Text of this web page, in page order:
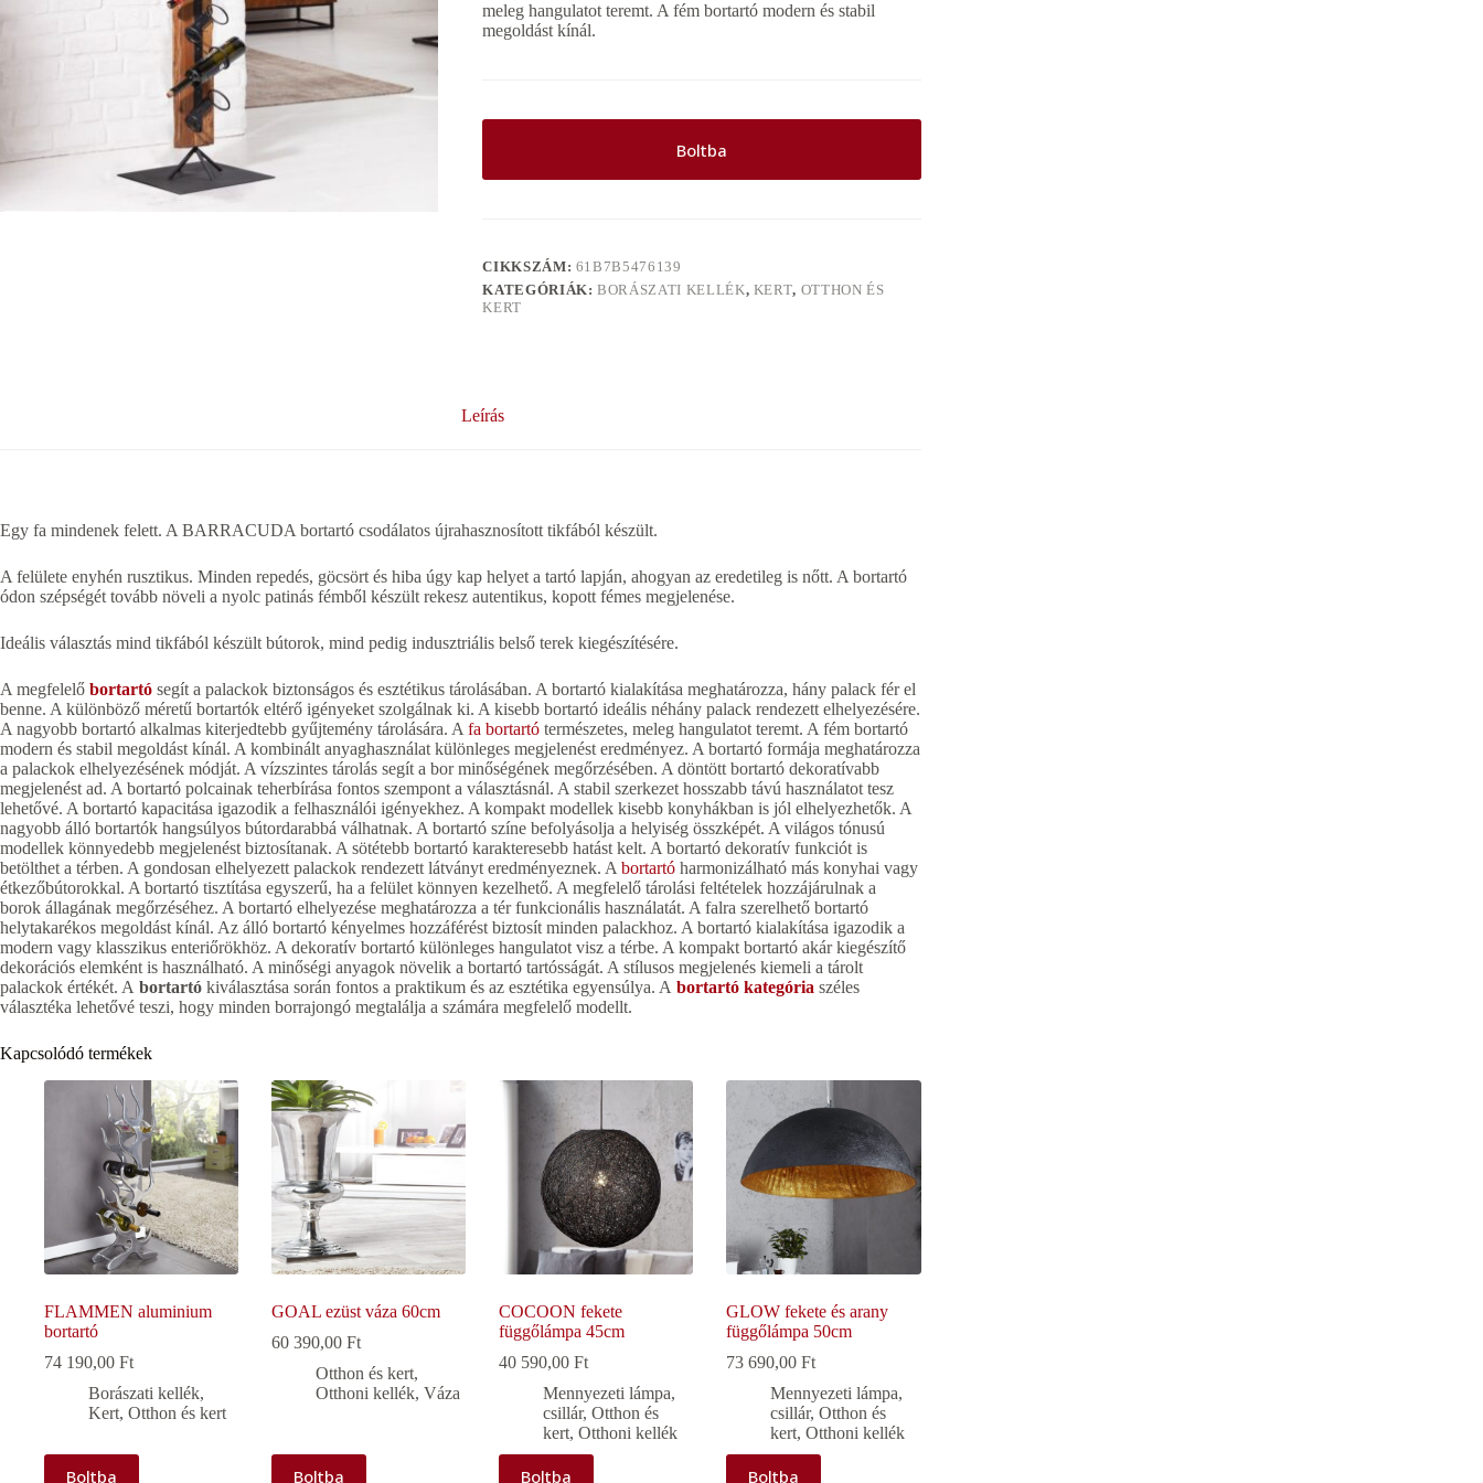
meleg hangulatot teremt. A fém bortartó modern és stabil
megoldást kínál.
Boltba
CIKKSZÁM: 61B7B5476139
KATEGÓRIÁK:BORÁSZATI KELLÉK, KERT, OTTHON ÉS
KERT
Leírás
Egy fa mindenek felett. A BARRACUDA bortartó csodálatos újrahasznosított tikfából készült.
A felülete enyhén rusztikus. Minden repedés, göcsört és hiba úgy kap helyet a tartó lapján, ahogyan az eredetileg is nőtt. A bortartó
ódon szépségét tovább növeli a nyolc patinás fémből készült rekesz autentikus, kopott fémes megjelenése.
Ideális választás mind tikfából készült bútorok, mind pedig indusztriális belső terek kiegészítésére.
A megfelelő bortartó segít a palackok biztonságos és esztétikus tárolásában. A bortartó kialakítása meghatározza, hány palack fér el
benne. A különböző méretű bortartók eltérő igényeket szolgálnak ki. A kisebb bortartó ideális néhány palack rendezett elhelyezésére.
A nagyobb bortartó alkalmas kiterjedtebb gyűjtemény tárolására. A fa bortartó természetes, meleg hangulatot teremt. A fém bortartó
modern és stabil megoldást kínál. A kombinált anyaghasználat különleges megjelenést eredményez. A bortartó formája meghatározza
a palackok elhelyezésének módját. A vízszintes tárolás segít a bor minőségének megőrzésében. A döntött bortartó dekoratívabb
megjelenést ad. A bortartó polcainak teherbírása fontos szempont a választásnál. A stabil szerkezet hosszabb távú használatot tesz
lehetővé. A bortartó kapacitása igazodik a felhasználói igényekhez. A kompakt modellek kisebb konyhákban is jól elhelyezhetők. A
nagyobb álló bortartók hangsúlyos bútordarabbá válhatnak. A bortartó színe befolyásolja a helyiség összképét. A világos tónusú
modellek könnyedebb megjelenést biztosítanak. A sötétebb bortartó karakteresebb hatást kelt. A bortartó dekoratív funkciót is
betölthet a térben. A gondosan elhelyezett palackok rendezett látványt eredményeznek. A bortartó harmonizálható más konyhai vagy
étkezőbútorokkal. A bortartó tisztítása egyszerű, ha a felület könnyen kezelhető. A megfelelő tárolási feltételek hozzájárulnak a
borok állagának megőrzéséhez. A bortartó elhelyezése meghatározza a tér funkcionális használatát. A falra szerelhető bortartó
helytakarékos megoldást kínál. Az álló bortartó kényelmes hozzáférést biztosít minden palackhoz. A bortartó kialakítása igazodik a
modern vagy klasszikus enteriőrökhöz. A dekoratív bortartó különleges hangulatot visz a térbe. A kompakt bortartó akár kiegészítő
dekorációs elemként is használható. A minőségi anyagok növelik a bortartó tartósságát. A stílusos megjelenés kiemeli a tárolt
palackok értékét. A bortartó kiválasztása során fontos a praktikum és az esztétika egyensúlya. A bortartó kategória széles
választéka lehetővé teszi, hogy minden borrajongó megtalálja a számára megfelelő modellt.
Kapcsolódó termékek
FLAMMEN aluminium
bortartó
74 190,00 Ft
Borászati kellék,
Kert, Otthon és kert
Boltba
GOAL ezüst váza 60cm
60 390,00Ft
Otthon és kert,
Otthoni kellék,Váza
Boltba
COCOON fekete
függőlámpa 45cm
40 590,00Ft
Mennyezeti lámpa,
csillár,Otthon és
kert,Otthoni kellék
Boltba
GLOW fekete és arany
függőlámpa 50cm
73 690,00Ft
Mennyezeti lámpa,
csillár,Otthon és
kert,Otthoni kellék
Boltba